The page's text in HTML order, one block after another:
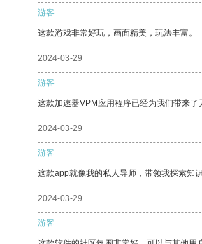
游客
这款游戏非常好玩，画面精美，玩法丰富。
2024-03-29
游客
这款加速器VPM应用程序已经为我们带来了
2024-03-29
游客
这款app就像我的私人导师，带领我探索知识
2024-03-29
游客